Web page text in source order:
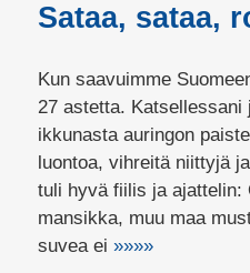
Sataa, sataa,
Kun saavuimme
27 astetta. Katsellessani
ikkunasta auringon
luontoa, vihreitä niittyjä
tuli hyvä fiilis ja ajattelin:
mansikka, muu maa
suvea ei »»»»